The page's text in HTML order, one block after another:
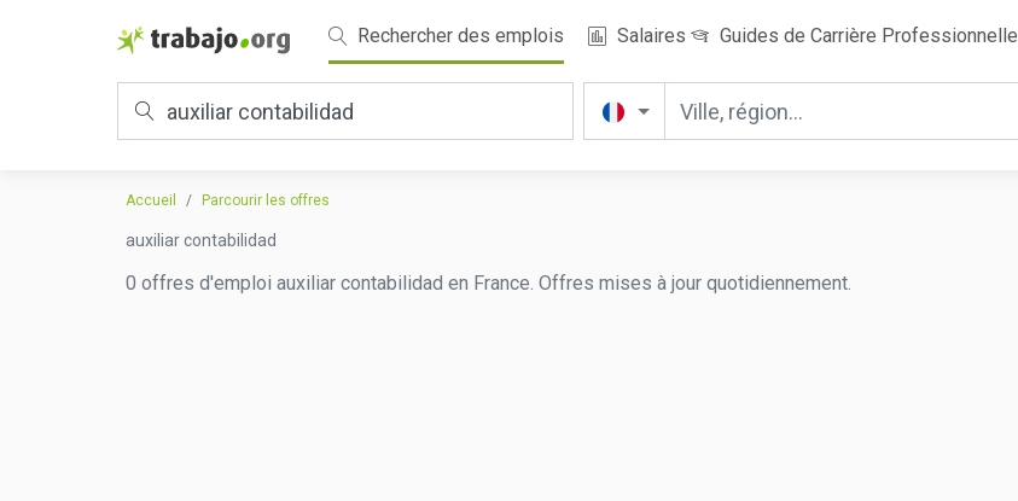
Rechercher des emplois Salaires Guides de Carrière Professionnelle
Accueil Parcourir les offres
auxiliar contabilidad
0 offres d'emploi auxiliar contabilidad en France. Offres mises à jour quotidiennement.